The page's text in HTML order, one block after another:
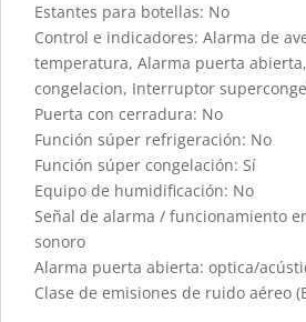
Estantes para botellas: No
Control e indicadores: Alarma de
temperatura, Alarma puerta
congelacion, Interruptor
Puerta con cerradura: No
Función súper refrigeración: No
Función súper congelación: Sí
Equipo de humidificación: No
Señal de alarma / funcionamiento
sonoro
Alarma puerta abierta: optica/
Clase de emisiones de ruido aéreo